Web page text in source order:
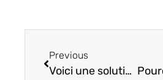
Previous
Voici une solution de contournement pour Kodi sur Roku